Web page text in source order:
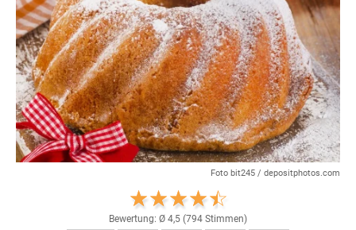
Foto bit245 / depositphotos.com
Bewertung: Ø 4,5 (794 Stimmen)